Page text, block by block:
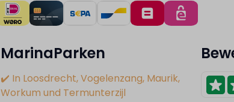
MarinaParken
✔️ In Loosdrecht, Vogelenzang, Maurik,
Workum und Termunterzijl